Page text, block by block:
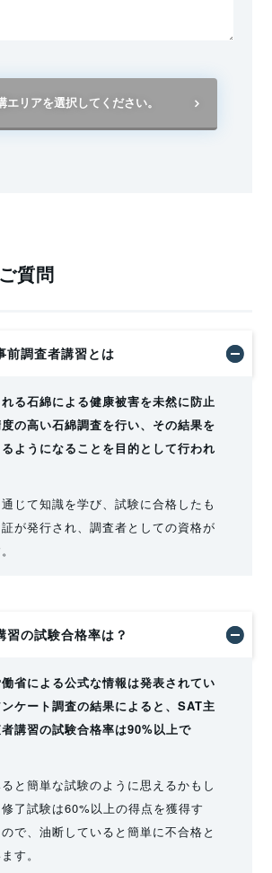
エリアを選択してください。
質問
前調査者講習とは
る石綿による健康被害を未然に防止
の高い石綿調査を行い、その結果を
ようになることを目的として行われ
じて知識を学び、試験に合格したも
が発行され、調査者としての資格が
習の試験合格率は？
省による公式な情報は発表されてい
ケート調査の結果によると、SAT主
講習の試験合格率は90%以上で
と簡単な試験のように思えるかもし
了試験は60%以上の得点を獲得す
で、油断していると簡単に不合格と
す。